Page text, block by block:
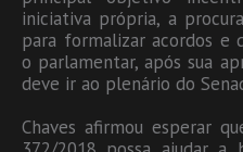
iniciativa própria, a
para formalizar acordos e
o parlamentar, após sua
deve ir ao plenário do
Chaves afirmou esperar